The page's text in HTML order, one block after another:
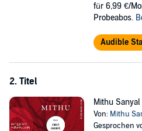
Brückenschlagen über Ströme, die
Knabe, dem ich manchmal trauere".
Irrwege - und seine späte Wehmut.
Illies zweifelt, wo Benn sich sicher
Verse vor ihrem Schöpfer in
©2022 Verlag Kiepenheuer & Witsch,
AVE GmbH, Berlin
für 6,99 €/
Probeabos.
Audible
2. Titel
Mithu
Von: Mithu
Gesprochen